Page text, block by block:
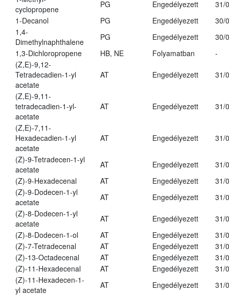
cyclopropene
PG Engedélyezett
31/
1-Decanol
PG Engedélyezett
30/
1,4-
Dimethylnaphthalene
PG Engedélyezett
30/
1,3-Dichloropropene
HB, NE Folyamatban
-
(Z,E)-9,12-
Tetradecadien-1-yl
acetate
AT Engedélyezett 31/
(Z,E)-9,11-
tetradecadien-1-yl-
acetate
AT Engedélyezett 31/
(Z,E)-7,11-
Hexadecadien-1-yl
acetate
AT Engedélyezett 31/
(Z)-9-Tetradecen-1-yl
acetate
AT Engedélyezett
31/
(Z)-9-Hexadecenal
AT Engedélyezett
31/
(Z)-9-Dodecen-1-yl
acetate
AT Engedélyezett
31/
(Z)-8-Dodecen-1-yl
acetate
AT Engedélyezett
31/
(Z)-8-Dodecen-1-ol
AT Engedélyezett
31/
(Z)-7-Tetradecenal
AT Engedélyezett
31/
(Z)-13-Octadecenal
AT Engedélyezett
31/
(Z)-11-Hexadecenal
AT Engedélyezett
31/
(Z)-11-Hexadecen-1-
yl acetate
AT Engedélyezett
31/